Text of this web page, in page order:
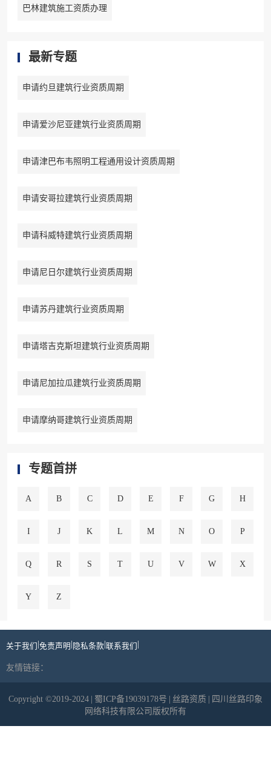
巴林建筑施工资质办理
最新专题
申请约旦建筑行业资质周期
申请爱沙尼亚建筑行业资质周期
申请津巴布韦照明工程通用设计资质周期
申请安哥拉建筑行业资质周期
申请科威特建筑行业资质周期
申请尼日尔建筑行业资质周期
申请苏丹建筑行业资质周期
申请塔吉克斯坦建筑行业资质周期
申请尼加拉瓜建筑行业资质周期
申请摩纳哥建筑行业资质周期
专题首拼
A B C D E F G H
I J K L M N O P
Q R S T U V W X
Y Z
关于我们 免责声明 隐私条款 联系我们
友情链接：
Copyright ©2019-2024 蜀ICP备19039178号 丝路资质
四川丝路印象
网络科技有限公司版权所有